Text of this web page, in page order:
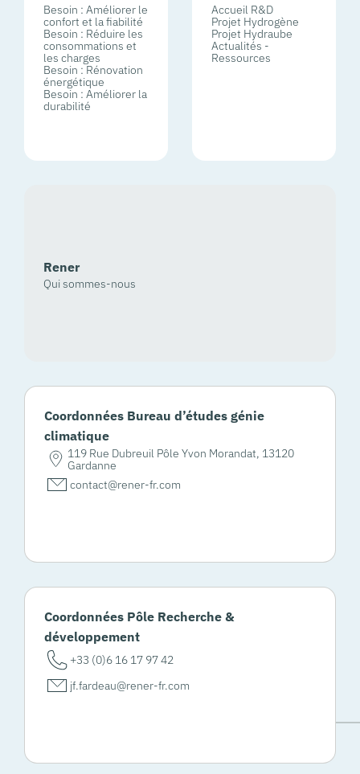
Besoin : Améliorer le
confort et la fiabilité
Besoin : Réduire les
consommations et
les charges
Besoin : Rénovation
énergétique
Besoin : Améliorer la
durabilité
Accueil R&D
Projet Hydrogène
Projet Hydraube
Actualités -
Ressources
Rener
Qui sommes-nous
Coordonnées Bureau d’études génie
climatique
119 Rue Dubreuil Pôle Yvon Morandat, 13120
Gardanne
contact@rener-fr.com
Coordonnées Pôle Recherche &
développement
+33 (0)6 16 17 97 42
jf.fardeau@rener-fr.com